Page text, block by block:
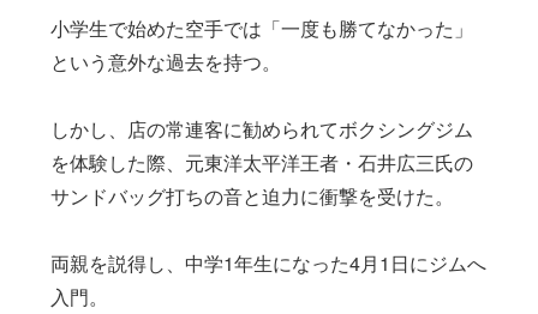
小学生で始めた空手では「一度も勝てなかった」
という意外な過去を持つ。
しかし、店の常連客に勧められてボクシングジム
を体験した際、元東洋太平洋王者・石井広三氏の
サンドバッグ打ちの音と迫力に衝撃を受けた。
両親を説得し、中学1年生になった4月1日にジムへ
入門。